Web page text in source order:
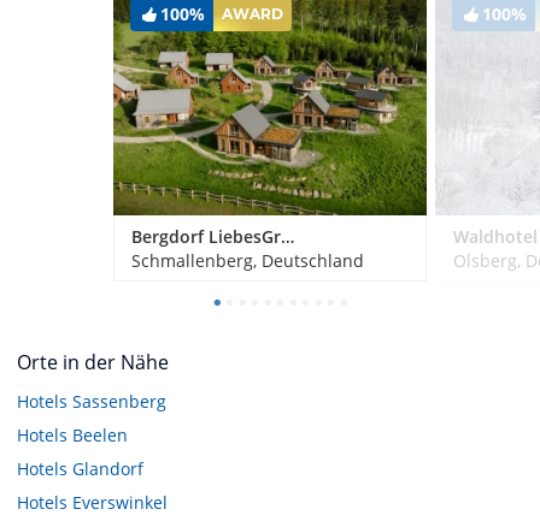
100% AWARD
Bergdorf LiebesGrün
Schmallenberg, Deutschland
100%
Olsberg,
Orte in der Nähe
Hotels Sassenberg
Hotels Beelen
Hotels Glandorf
Hotels Everswinkel